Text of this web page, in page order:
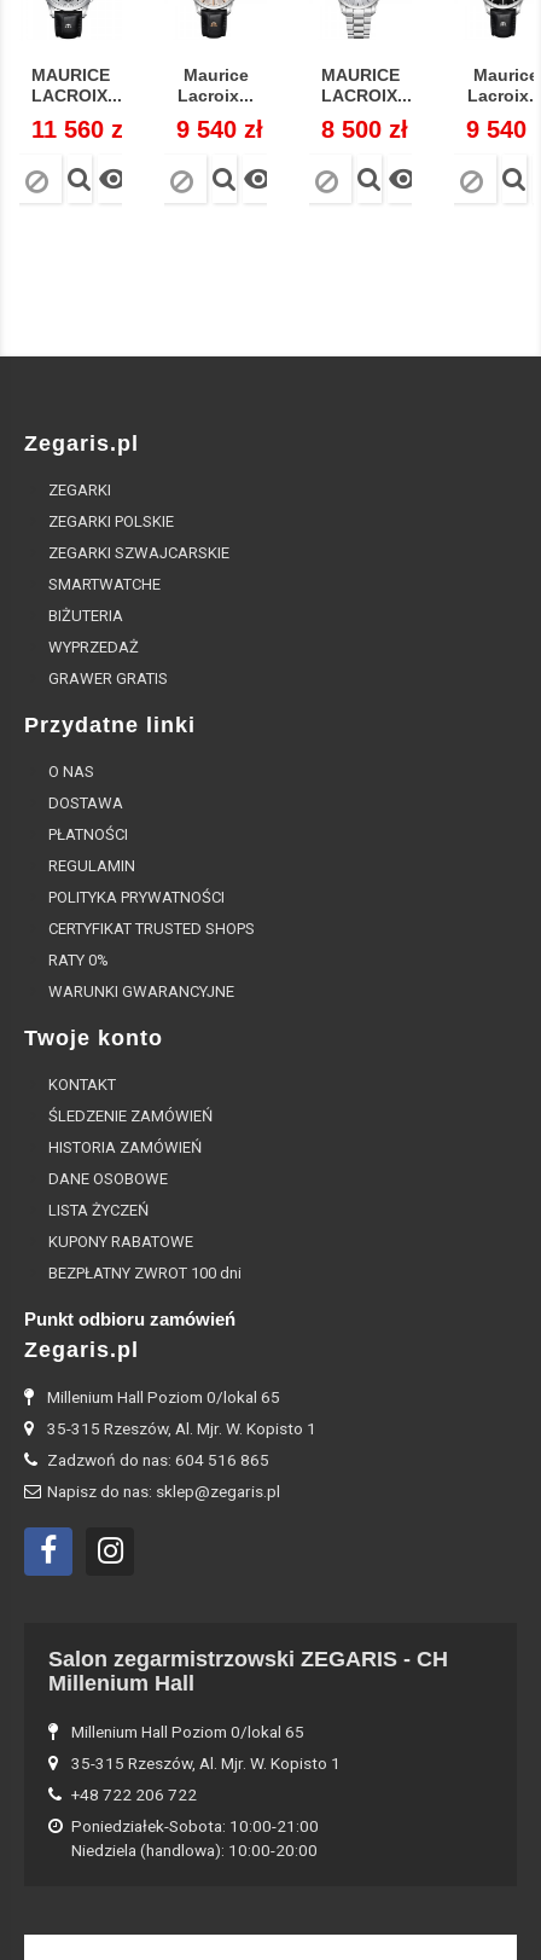
MAURICE
LACROIX...
Cena
11 560 zł

Maurice
Lacroix...
Cena
9 540 zł

MAURICE
LACROIX...
Cena
8 500 zł

Maurice
Cena
9 540
Zegaris.pl
ZEGARKI
ZEGARKI POLSKIE
ZEGARKI SZWAJCARSKIE
SMARTWATCHE
BIŻUTERIA
WYPRZEDAŻ
GRAWER GRATIS
Przydatne linki
O NAS
DOSTAWA
PŁATNOŚCI
REGULAMIN
POLITYKA PRYWATNOŚCI
CERTYFIKAT TRUSTED SHOPS
RATY 0%
WARUNKI GWARANCYJNE
Twoje konto
KONTAKT
ŚLEDZENIE ZAMÓWIEŃ
HISTORIA ZAMÓWIEŃ
DANE OSOBOWE
LISTA ŻYCZEŃ
KUPONY RABATOWE
BEZPŁATNY ZWROT 100 dni
Punkt odbioru zamówień
Zegaris.pl
Millenium Hall Poziom 0/lokal 65
35-315 Rzeszów, Al. Mjr. W. Kopisto 1
Zadzwoń do nas: 604 516 865
Napisz do nas: sklep@zegaris.pl
Salon zegarmistrzowski ZEGARIS - CH
Millenium Hall
Millenium Hall Poziom 0/lokal 65
35-315 Rzeszów, Al. Mjr. W. Kopisto 1
+48 722 206 722
Poniedziałek-Sobota: 10:00-21:00
Niedziela (handlowa): 10:00-20:00